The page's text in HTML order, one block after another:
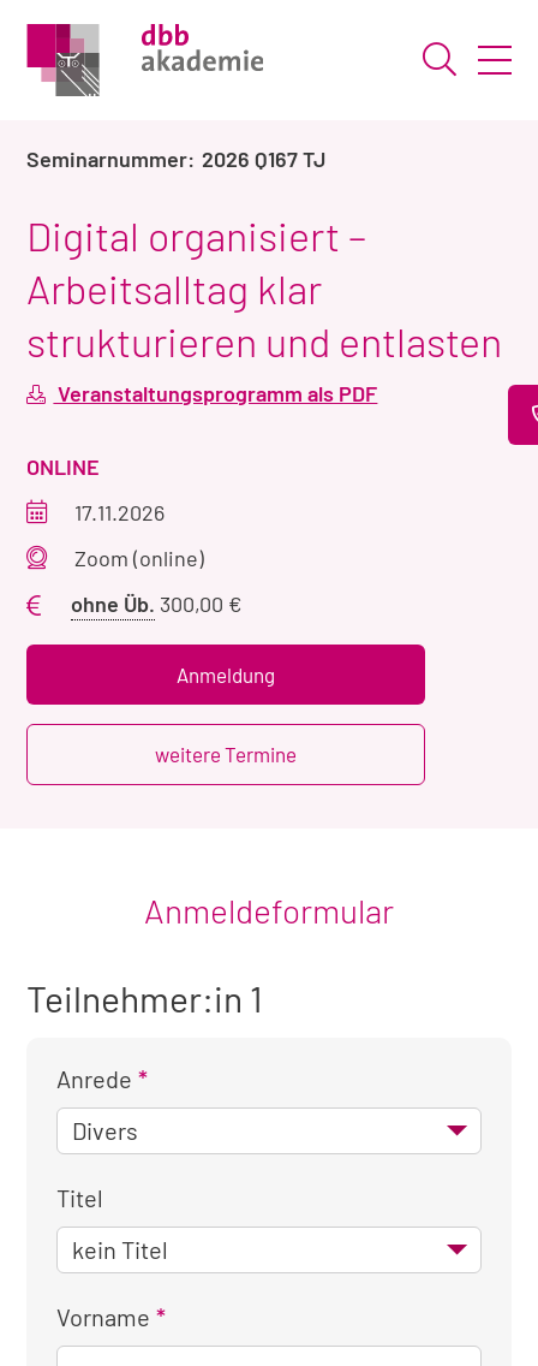
Suche
2026 Q167 TJ
Digital organisiert –
Arbeitsalltag klar
strukturieren und entlasten
Veranstaltungsprogramm als PDF
VERANSTALTUNGSART
ONLINE
Veranstaltungszeitraum
17.11.2026
Veranstaltungsort
Zoom (online)
ohne Üb. Preis
Übernachtung
300,00 €
Anmeldung
weitere Termine
Anmeldeformular
Teilnehmer:in 1
Anrede
Titel
Vorname